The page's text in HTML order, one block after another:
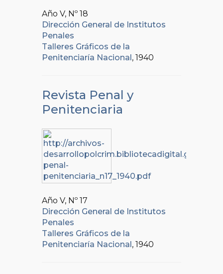
Año V, Nº 18
Dirección General de Institutos
Penales
Talleres Gráficos de la
Penitenciaría Nacional , 1940
Revista Penal y
Penitenciaria
Año V, Nº 17
Dirección General de Institutos
Penales
Talleres Gráficos de la
Penitenciaría Nacional , 1940